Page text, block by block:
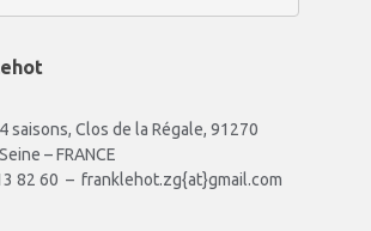
saisons, Clos de la Régale, 91270
– FRANCE
82 60 – franklehot.zg{at}gmail.com